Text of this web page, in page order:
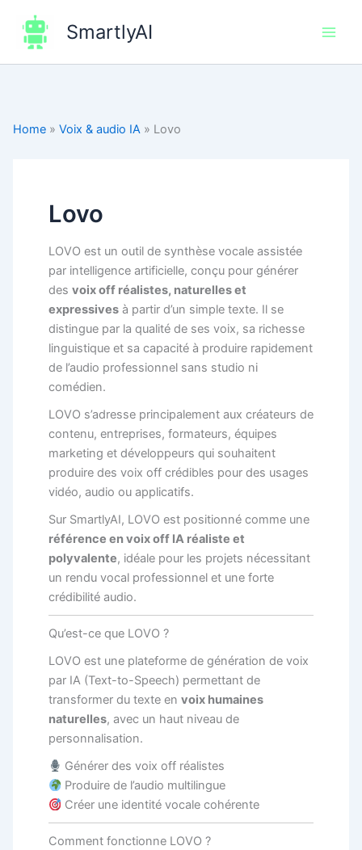
contenu
SmartlyAI
Home » Voix & audio IA » Lovo
Lovo
LOVO est un outil de synthèse vocale assistée
par intelligence artificielle, conçu pour générer
des voix off réalistes, naturelles et
expressivesà partir d’un simple texte. Il se
distingue par la qualité de ses voix, sa richesse
linguistique et sa capacité à produire rapidement
de l’audio professionnel sans studio ni
comédien.
LOVO s’adresse principalement aux créateurs de
contenu, entreprises, formateurs, équipes
marketing et développeurs qui souhaitent
produire des voix off crédibles pour des usages
vidéo, audio ou applicatifs.
Sur SmartlyAI, LOVO est positionné comme une
référence en voix off IA réaliste et
polyvalente, idéale pour les projets nécessitant
un rendu vocal professionnel et une forte
crédibilité audio.
Qu’est-ce que LOVO ?
LOVO est une plateforme de génération de voix
par IA (Text-to-Speech) permettant de
transformer du texte en voix humaines
naturelles, avec un haut niveau de
personnalisation.
Générer des voix off réalistes
Produire de l’audio multilingue
Créer une identité vocale cohérente
Comment fonctionne LOVO ?